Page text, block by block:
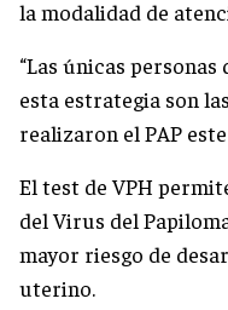
la modalidad de
“Las únicas
esta estrategia son
realizaron el PAP
El test de VPH
del Virus del
mayor riesgo de
uterino.